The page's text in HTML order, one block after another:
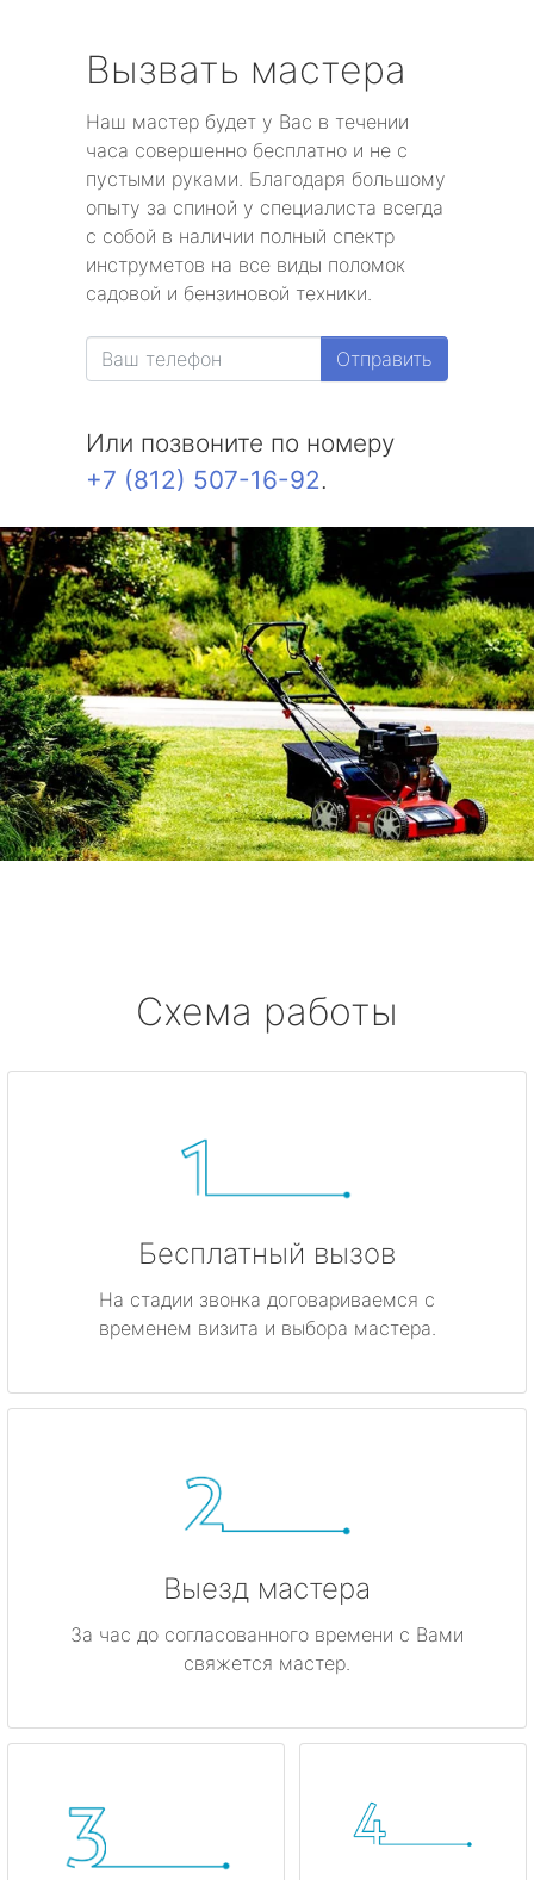
Вызвать мастера
Наш мастер будет у Вас в течении
часа совершенно бесплатно и не с
пустыми руками. Благодаря большому
опыту за спиной у специалиста всегда
с собой в наличии полный спектр
инструметов на все виды поломок
садовой и бензиновой техники.
Отправить
Или позвоните по номеру
+7 (812) 507-16-92.
Схема работы
Бесплатный вызов
На стадии звонка договариваемся с
временем визита и выбора мастера.
Выезд мастера
За час до согласованного времени с Вами
свяжется мастер.